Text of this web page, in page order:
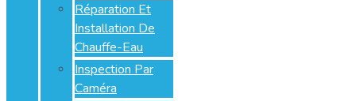
Réparation Et
Installation De
Chauffe-Eau
Inspection Par
Caméra